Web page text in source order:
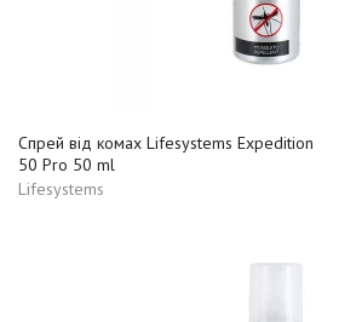
Спрей від комах Lifesystems Expedition
50 Pro 50 ml
Lifesystems